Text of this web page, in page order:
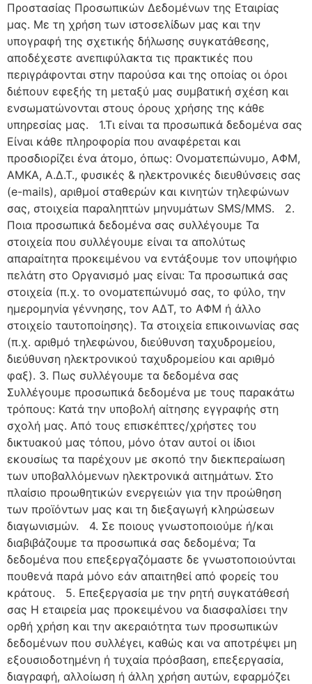
Προστασίας Προσωπικών Δεδομένων της Εταιρίας
μας. Με τη χρήση των ιστοσελίδων μας και την
υπογραφή της σχετικής δήλωσης συγκατάθεσης,
αποδέχεστε ανεπιφύλακτα τις πρακτικές που
περιγράφονται στην παρούσα και της οποίας οι όροι
διέπουν εφεξής τη μεταξύ μας συμβατική σχέση και
ενσωματώνονται στους όρους χρήσης της κάθε
υπηρεσίας μας. 1.Τι είναι τα προσωπικά δεδομένα σας
Είναι κάθε πληροφορία που αναφέρεται και
προσδιορίζει ένα άτομο, όπως: Ονοματεπώνυμο, ΑΦΜ,
ΑΜΚΑ, Α.Δ.Τ., φυσικές & ηλεκτρονικές διευθύνσεις σας
(e-mails), αριθμοί σταθερών και κινητών τηλεφώνων
σας, στοιχεία παραληπτών μηνυμάτων SMS/MMS. 2.
Ποια προσωπικά δεδομένα σας συλλέγουμε Τα
στοιχεία που συλλέγουμε είναι τα απολύτως
απαραίτητα προκειμένου να εντάξουμε τον υποψήφιο
πελάτη στο Οργανισμό μας είναι: Τα προσωπικά σας
στοιχεία (π.χ. το ονοματεπώνυμό σας, το φύλο, την
ημερομηνία γέννησης, τον ΑΔΤ, το ΑΦΜ ή άλλο
στοιχείο ταυτοποίησης). Τα στοιχεία επικοινωνίας σας
(π.χ. αριθμό τηλεφώνου, διεύθυνση ταχυδρομείου,
διεύθυνση ηλεκτρονικού ταχυδρομείου και αριθμό
φαξ). 3. Πως συλλέγουμε τα δεδομένα σας
Συλλέγουμε προσωπικά δεδομένα με τους παρακάτω
τρόπους: Κατά την υποβολή αίτησης εγγραφής στη
σχολή μας. Από τους επισκέπτες/χρήστες του
δικτυακού μας τόπου, μόνο όταν αυτοί οι ίδιοι
εκουσίως τα παρέχουν με σκοπό την διεκπεραίωση
των υποβαλλόμενων ηλεκτρονικά αιτημάτων. Στο
πλαίσιο προωθητικών ενεργειών για την προώθηση
των προϊόντων μας και τη διεξαγωγή κληρώσεων
διαγωνισμών. 4. Σε ποιους γνωστοποιούμε ή/και
διαβιβάζουμε τα προσωπικά σας δεδομένα; Τα
δεδομένα που επεξεργαζόμαστε δε γνωστοποιούνται
πουθενά παρά μόνο εάν απαιτηθεί από φορείς του
κράτους. 5. Επεξεργασία με την ρητή συγκατάθεσή
σας Η εταιρεία μας προκειμένου να διασφαλίσει την
ορθή χρήση και την ακεραιότητα των προσωπικών
δεδομένων που συλλέγει, καθώς και να αποτρέψει μη
εξουσιοδοτημένη ή τυχαία πρόσβαση, επεξεργασία,
διαγραφή, αλλοίωση ή άλλη χρήση αυτών, εφαρμόζει